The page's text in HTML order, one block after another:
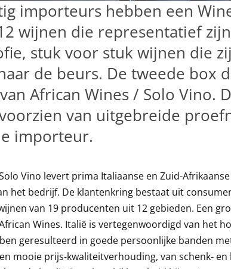
importeurs hebben een
wijnen die representatief
stuk voor stuk wijnen die
de beurs. De tweede box
African Wines / Solo Vino.
van uitgebreide
importeur.
Vino levert prima Italiaanse en Zuid-
het bedrijf. De klantenkring bestaat uit
van 19 producenten uit 12 gebieden. Een
Wines. Italië is vertegenwoordigd van het
geresulteerd in goede persoonlijke banden
mooie prijs-kwaliteitverhouding, van schenk-